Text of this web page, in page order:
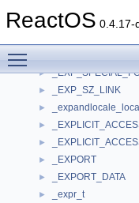
ReactOS 0.4.17-
►
►
► _EXP_SZ_LINK
►
►
►
► _EXPORT
► _EXPORT_DATA
► _expr_t